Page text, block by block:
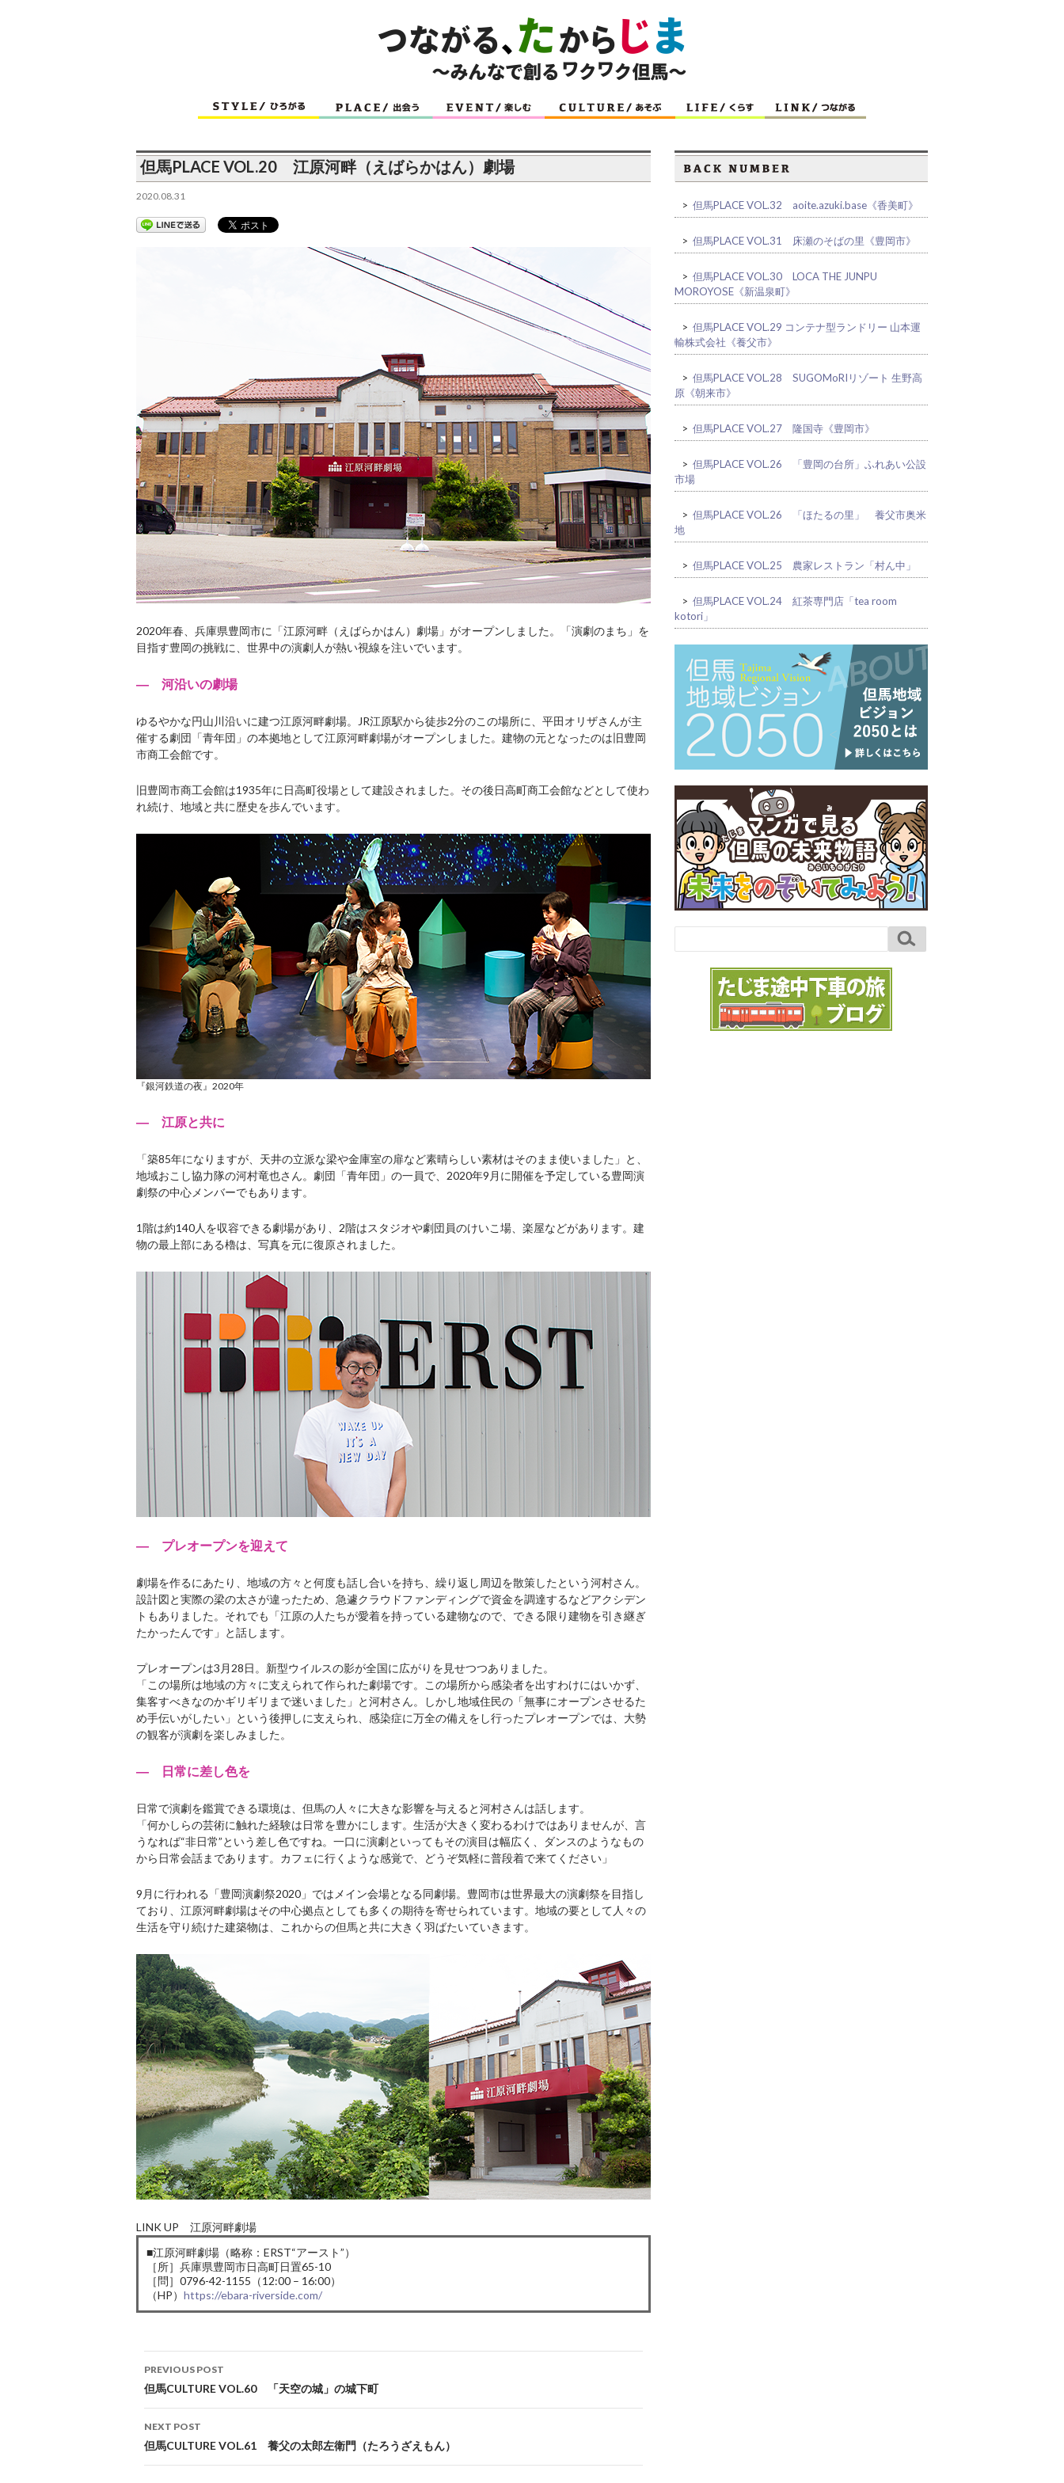
但馬PLACE VOL.20 江原河畔（えばらかはん）劇場
2020.08.31
2020年春、兵庫県豊岡市に「江原河畔（えばらかはん）劇場」がオープンしました。「演劇のまち」を
目指す豊岡の挑戦に、世界中の演劇人が熱い視線を注いでいます。
― 河沿いの劇場
ゆるやかな円山川沿いに建つ江原河畔劇場。JR江原駅から徒歩2分のこの場所に、平田オリザさんが主
催する劇団「青年団」の本拠地として江原河畔劇場がオープンしました。建物の元となったのは旧豊岡
市商工会館です。
旧豊岡市商工会館は1935年に日高町役場として建設されました。その後日高町商工会館などとして使わ
れ続け、地域と共に歴史を歩んでいます。
『銀河鉄道の夜』2020年
― 江原と共に
「築85年になりますが、天井の立派な梁や金庫室の扉など素晴らしい素材はそのまま使いました」と、
地域おこし協力隊の河村竜也さん。劇団「青年団」の一員で、2020年9月に開催を予定している豊岡演
劇祭の中心メンバーでもあります。
1階は約140人を収容できる劇場があり、2階はスタジオや劇団員のけいこ場、楽屋などがあります。建
物の最上部にある櫓は、写真を元に復原されました。
― プレオープンを迎えて
劇場を作るにあたり、地域の方々と何度も話し合いを持ち、繰り返し周辺を散策したという河村さん。
設計図と実際の梁の太さが違ったため、急遽クラウドファンディングで資金を調達するなどアクシデン
トもありました。それでも「江原の人たちが愛着を持っている建物なので、できる限り建物を引き継ぎ
たかったんです」と話します。
プレオープンは3月28日。新型ウイルスの影が全国に広がりを見せつつありました。
「この場所は地域の方々に支えられて作られた劇場です。この場所から感染者を出すわけにはいかず、
集客すべきなのかギリギリまで迷いました」と河村さん。しかし地域住民の「無事にオープンさせるた
め手伝いがしたい」という後押しに支えられ、感染症に万全の備えをし行ったプレオープンでは、大勢
の観客が演劇を楽しみました。
― 日常に差し色を
日常で演劇を鑑賞できる環境は、但馬の人々に大きな影響を与えると河村さんは話します。
「何かしらの芸術に触れた経験は日常を豊かにします。生活が大きく変わるわけではありませんが、言
うなれば“非日常”という差し色ですね。一口に演劇といってもその演目は幅広く、ダンスのようなもの
から日常会話まであります。カフェに行くような感覚で、どうぞ気軽に普段着で来てください」
9月に行われる「豊岡演劇祭2020 」ではメイン会場となる同劇場。豊岡市は世界最大の演劇祭を目指し
ており、江原河畔劇場はその中心拠点としても多くの期待を寄せられています。地域の要として人々の
生活を守り続けた建築物は、これからの但馬と共に大きく羽ばたいていきます。
LINK UP 江原河畔劇場
■江原河畔劇場（略称：ERST“アースト”）
［所］兵庫県豊岡市日高町日置65-10
［問］0796-42-1155（12:00 – 16:00）
（HP） https://ebara-riverside.com/
Post
navigation
PREVIOUS POST
但馬CULTURE VOL.60 「天空の城」の城下町
NEXT POST
但馬CULTURE VOL.61 養父の太郎左衛門（たろうざえもん）
> 但馬PLACE VOL.32 aoite.azuki.base《香美町》
> 但馬PLACE VOL.31 床瀬のそばの里《豊岡市》
> 但馬PLACE VOL.30 LOCA THE JUNPU
MOROYOSE《新温泉町》
> 但馬PLACE VOL.29 コンテナ型ランドリー 山本運
輸株式会社《養父市》
> 但馬PLACE VOL.28 SUGOMoRIリゾート 生野高
原《朝来市》
> 但馬PLACE VOL.27 隆国寺《豊岡市》
> 但馬PLACE VOL.26 「豊岡の台所」ふれあい公設
市場
> 但馬PLACE VOL.26 「ほたるの里」 養父市奥米
地
> 但馬PLACE VOL.25 農家レストラン「村ん中」
> 但馬PLACE VOL.24 紅茶専門店「tea room
kotori」